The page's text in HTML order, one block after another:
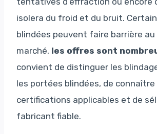
isolera du froid et du bruit.
blindées peuvent faire barrière au
marché, les offres sont
convient de distinguer les
les portées blindées, de
certifications applicables et de
fabricant fiable.